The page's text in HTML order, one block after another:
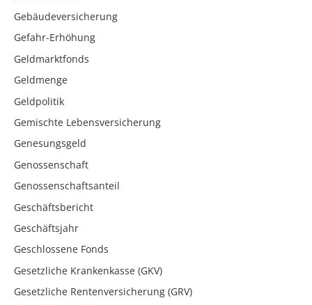
Gebäudeversicherung
Gefahr-Erhöhung
Geldmarktfonds
Geldmenge
Geldpolitik
Gemischte Lebensversicherung
Genesungsgeld
Genossenschaft
Genossenschaftsanteil
Geschäftsbericht
Geschäftsjahr
Geschlossene Fonds
Gesetzliche Krankenkasse (GKV)
Gesetzliche Rentenversicherung (GRV)